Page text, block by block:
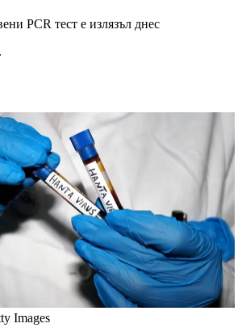
PCR тест е излязъл днес
Images